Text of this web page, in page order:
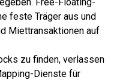
feste Träger aus und
Miettransaktionen auf
zu finden, verlassen
Dienste für